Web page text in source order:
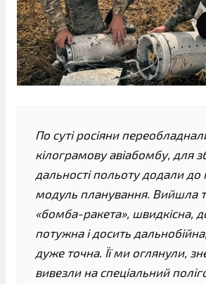
По суті росіяни
кілограмову авіабомбу, для
дальності польоту додали до
модуль планування. Вийшла
«бомба-ракета», швидкісна,
потужна і досить
дуже точна. Її ми оглянули,
вивезли на спеціальний